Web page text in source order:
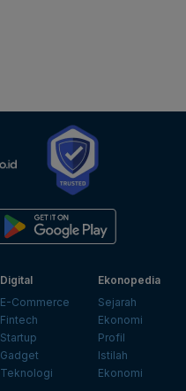
Digital
E-Commerce
Fintech
Startup
Gadget
Teknologi
Ekonopedia
Sejarah
Ekonomi
Profil
Istilah
Ekonomi